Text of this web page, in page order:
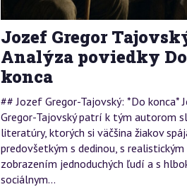
Jozef Gregor
Analýza poviedky Do
konca
## Jozef Gregor-Tajovský: *Do konca*
Gregor-Tajovský patrí k tým autorom
literatúry, ktorých si väčšina žiakov
predovšetkým s dedinou, s realistickým
zobrazením jednoduchých ľudí a s
sociálnym...